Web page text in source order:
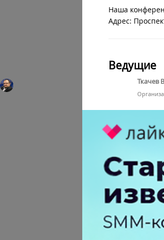
Наша
Адрес:
Ведущие
Ткачев